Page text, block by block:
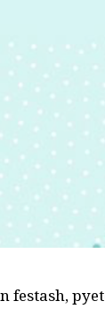
festash,